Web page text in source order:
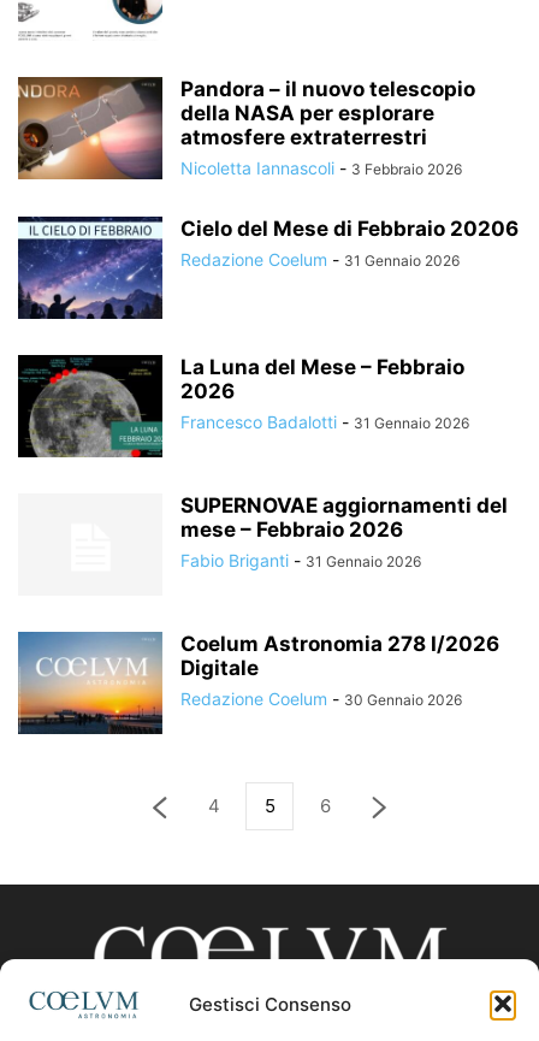
Gestisci Consenso
Pandora – il nuovo telescopio
della NASA per esplorare
atmosfere extraterrestri
Nicoletta Iannascoli - 3 Febbraio 2026
Cielo del Mese di Febbraio 20206
Redazione Coelum - 31 Gennaio 2026
La Luna del Mese – Febbraio
2026
Francesco Badalotti - 31 Gennaio 2026
SUPERNOVAE aggiornamenti del
mese – Febbraio 2026
Fabio Briganti - 31 Gennaio 2026
Coelum Astronomia 278 I/2026
Digitale
Redazione Coelum - 30 Gennaio 2026
4 5 6